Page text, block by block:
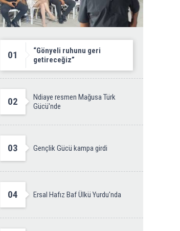
01
“Gönyeli ruhunu geri
getireceğiz”
02
Ndiaye resmen Mağusa Türk
Gücü'nde
03 Gençlik Gücü kampa girdi
04 Ersal Hafız Baf Ülkü Yurdu'nda